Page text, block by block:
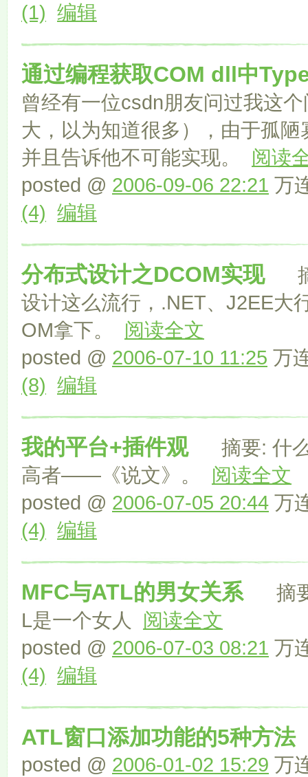
(1) 编辑
通过编程获取COM dll中
曾经有一位csdn朋友问过我这
大，以为知道很多），由于孤
并且告诉他不可能实现。 阅读
posted @ 2006-09-06 22:21 万
(4) 编辑
分布式设计之DCOM实现摘
设计这么流行，.NET、J2EE大
OM拿下。 阅读全文
posted @ 2006-07-10 11:25 万
(8) 编辑
我的平台+插件观摘要: 什么
高者——《说文》。 阅读全文
posted @ 2006-07-05 20:44 万
(4) 编辑
MFC与ATL的男女关系摘要:
L是一个女人 阅读全文
posted @ 2006-07-03 08:21 万
(4) 编辑
ATL窗口添加功能的5种方法
posted @ 2006-01-02 15:29 万